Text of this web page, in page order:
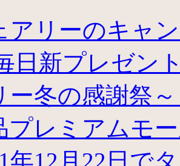
アリーのキャ
日新プレゼン
ー冬の感謝祭
プレミアムモ
年12月22日で